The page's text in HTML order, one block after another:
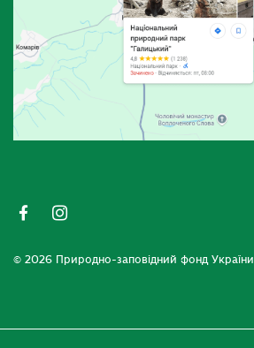
© 2026 Природно-заповідний фонд України